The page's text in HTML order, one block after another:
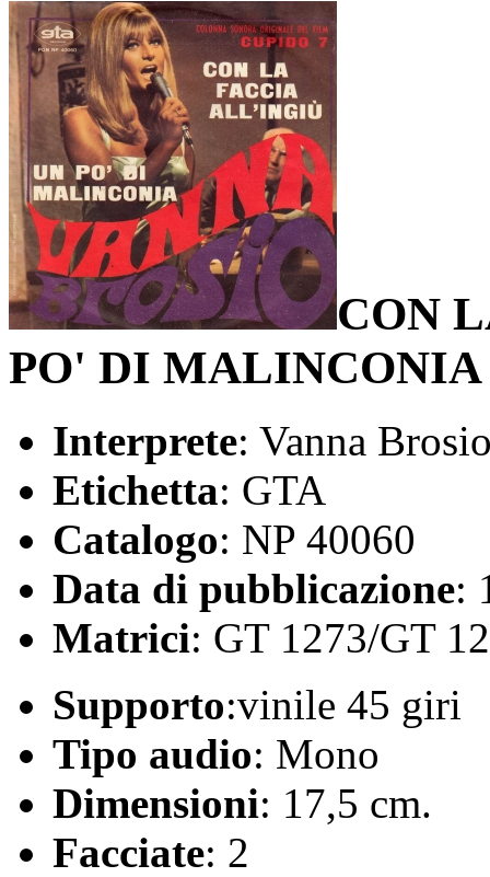
CON
PO' DI MALINCONIA
Interprete: Vanna
Etichetta: GTA
Catalogo: NP 40060
Data di pubblicazione:
Matrici: GT 1273/GT
Supporto:vinile 45 giri
Tipo audio: Mono
Dimensioni: 17,5 cm.
Facciate: 2